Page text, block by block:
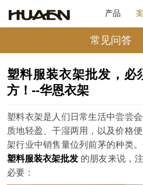
产品
常见问答
塑料服装衣架批发，必
方！--华恩衣架
塑料衣架是人们日常生活中尝尝
质地轻盈、干湿两用，以及价格
架行业中销售量位列前茅的种类
塑料服装衣架批发 的朋友来说，
必要：